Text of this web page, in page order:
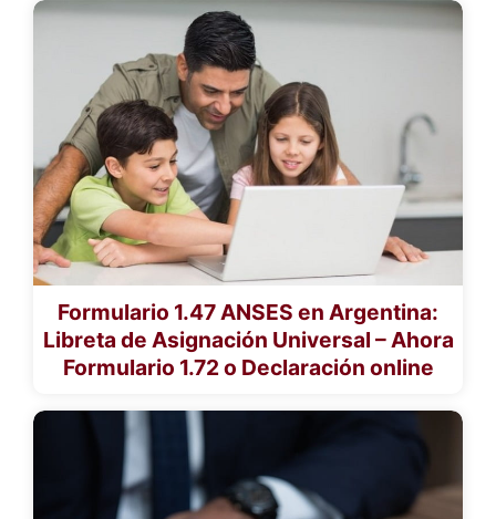
Formulario 1.47 ANSES en Argentina:
Libreta de Asignación Universal – Ahora
Formulario 1.72 o Declaración online